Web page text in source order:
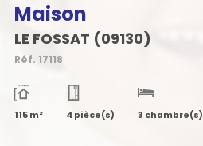
Maison
LE FOSSAT (09130)
Réf. 17118
115 m² 4 pièce(s) 3 chambre(s)